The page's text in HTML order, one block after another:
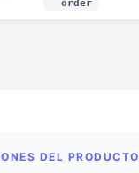
order
DEL PRODUCTO